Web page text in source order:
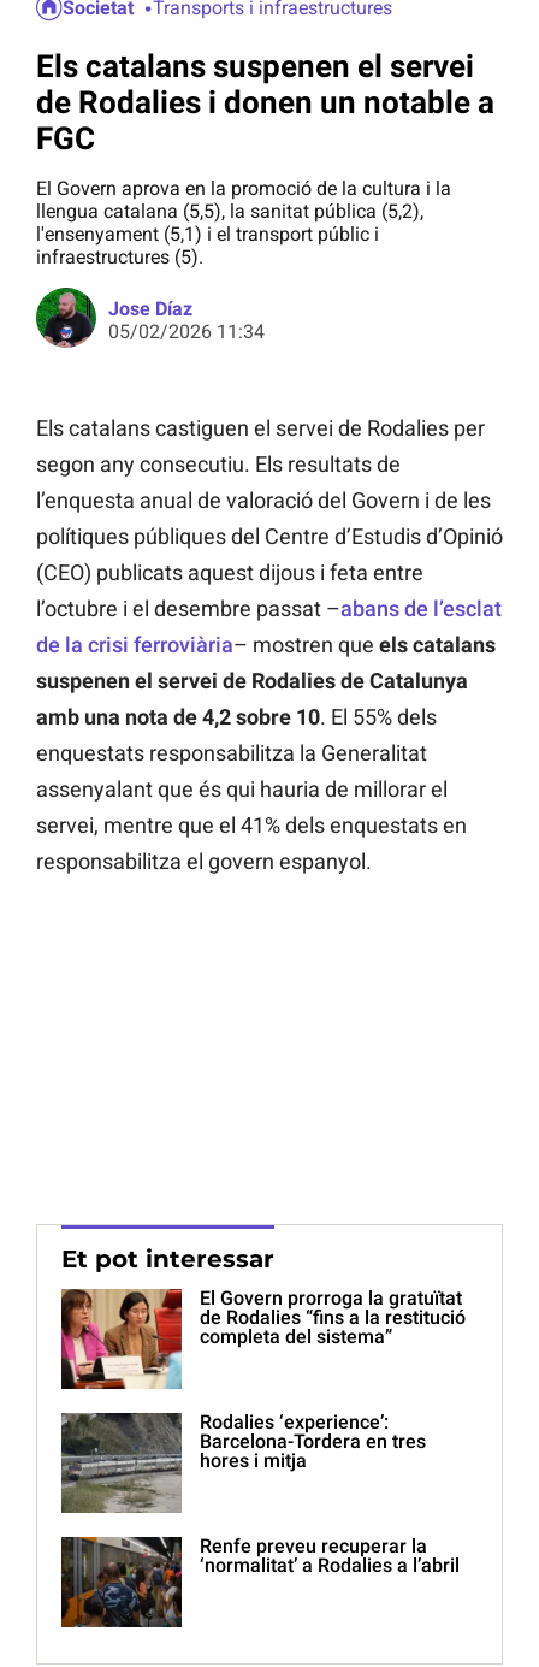
Societat Transports i infraestructures
Els catalans suspenen el servei
de Rodalies i donen un notable a
FGC
El Govern aprova en la promoció de la cultura i la
llengua catalana (5,5), la sanitat pública (5,2),
l'ensenyament (5,1) i el transport públic i
infraestructures (5).
Jose Díaz
05/02/2026 11:34
Els catalans castiguen el servei de Rodalies per
segon any consecutiu. Els resultats de
l’enquesta anual de valoració del Govern i de les
polítiques públiques del Centre d’Estudis d’Opinió
(CEO) publicats aquest dijous i feta entre
l’octubre i el desembre passat –abans de l’esclat
de la crisi ferroviària– mostren que els catalans
suspenen el servei de Rodalies de Catalunya
amb una nota de 4,2 sobre 10. El 55% dels
enquestats responsabilitza la Generalitat
assenyalant que és qui hauria de millorar el
servei, mentre que el 41% dels enquestats en
responsabilitza el govern espanyol.
Et pot interessar
El Govern prorroga la gratuïtat
de Rodalies “fins a la restitució
completa del sistema”
Rodalies ‘experience’:
Barcelona-Tordera en tres
hores i mitja
Renfe preveu recuperar la
‘normalitat’ a Rodalies a l’abril